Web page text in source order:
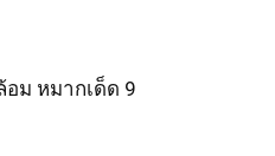
ม หมากเด็ด 9